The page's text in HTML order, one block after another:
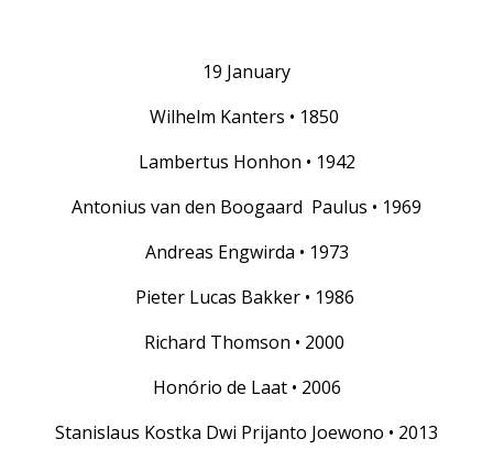
19 January
Wilhelm Kanters • 1850
Lambertus Honhon • 1942
Antonius van den Boogaard Paulus • 1969
Andreas Engwirda • 1973
Pieter Lucas Bakker • 1986
Richard Thomson • 2000
Honório de Laat • 2006
Stanislaus Kostka Dwi Prijanto Joewono • 2013